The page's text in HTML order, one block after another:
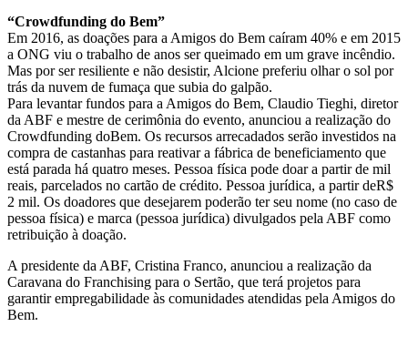
“Crowdfunding do Bem”
Em 2016, as doações para a Amigos do Bem caíram 40% e em 2015
a ONG viu o trabalho de anos ser queimado em um grave incêndio.
Mas por ser resiliente e não desistir, Alcione preferiu olhar o sol por
trás da nuvem de fumaça que subia do galpão.
Para levantar fundos para a Amigos do Bem, Claudio Tieghi, diretor
da ABF e mestre de cerimônia do evento, anunciou a realização do
Crowdfunding doBem. Os recursos arrecadados serão investidos na
compra de castanhas para reativar a fábrica de beneficiamento que
está parada há quatro meses. Pessoa física pode doar a partir de mil
reais, parcelados no cartão de crédito. Pessoa jurídica, a partir deR$
2 mil. Os doadores que desejarem poderão ter seu nome (no caso de
pessoa física) e marca (pessoa jurídica) divulgados pela ABF como
retribuição à doação.
A presidente da ABF, Cristina Franco, anunciou a realização da
Caravana do Franchising para o Sertão, que terá projetos para
garantir empregabilidade às comunidades atendidas pela Amigos do
Bem.